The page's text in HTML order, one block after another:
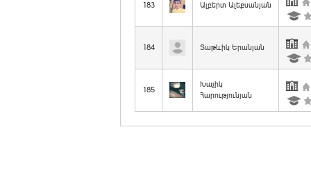
183 Ալբերտ Ալեքսանյան
184 Տաթևիկ Երանյան
185
Խաչիկ
Հարությունյան